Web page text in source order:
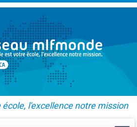
l'excellence notre mission